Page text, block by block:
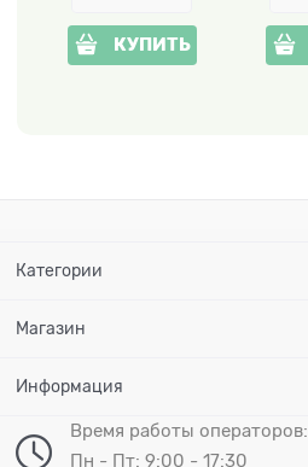
КУПИТЬ
Категории
Магазин
Информация
Время работы операторов:
Пн - Пт: 9:00 - 17:30